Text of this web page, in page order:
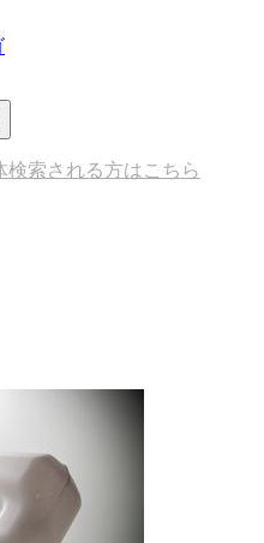
索される方はこちら